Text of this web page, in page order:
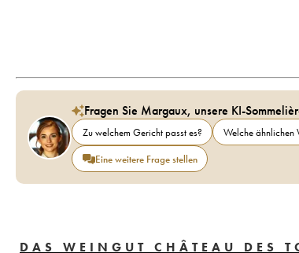
Fragen Sie Margaux, unsere KI-
Zu welchem Gericht passt es? Welche ähnlichen
Eine weitere Frage stellen
DAS WEINGUT CHÂTEAU DES